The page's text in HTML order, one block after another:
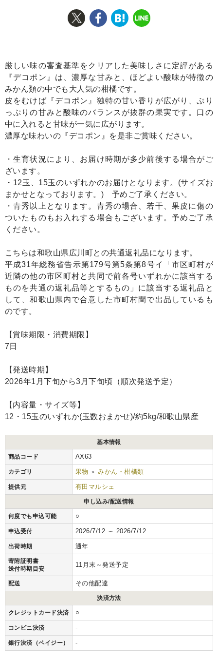
厳しい味の審査基準をクリアした美味しさに定評がある
『デコポン』は、濃厚な甘みと、ほどよい酸味が特徴の
みかん類の中でも大人気の柑橘です。
皮をむけば『デコポン』独特の甘い香りが広がり、ぷり
っぷりの甘みと酸味のバランスが抜群の果実です。口の
中に入れると甘味が一気に広がります。
濃厚な味わいの『デコポン』を是非ご賞味ください。
・生育状況により、お届け時期が多少前後する場合がご
ざいます。
・12玉、15玉のいずれかのお届けとなります。(サイズお
まかせとなっております。) 予めご了承ください。
・青秀以上となります。青秀の場合、若干、果皮に傷の
ついたものもお入れする場合もございます。予めご了承
ください。
こちらは和歌山県広川町との共通返礼品になります。
平成31年総務省告示第179号第5条第8号イ「市区町村が
近隣の他の市区町村と共同で前各号いずれかに該当する
ものを共通の返礼品等とするもの」に該当する返礼品と
して、和歌山県内で合意した市町村間で出品しているも
のです。
【賞味期限・消費期限】
7日
【発送時期】
2026年1月下旬から3月下旬頃（順次発送予定）
【内容量・サイズ等】
12・15玉のいずれか(玉数おまかせ)/約5kg/和歌山県産
基本情報
商品コード AX63
カテゴリ 果物 > みかん・柑橘類
提供元 有田マルシェ
申し込み/配送情報
何度でも申込可能 ○
申込受付 2026/7/12 ～ 2026/7/12
出荷時期 通年
寄附証明書
送付時期目安
11月末～発送予定
配送 その他配達
決済方法
クレジットカード決済 ○
コンビニ決済 -
銀行決済（ペイジー） -